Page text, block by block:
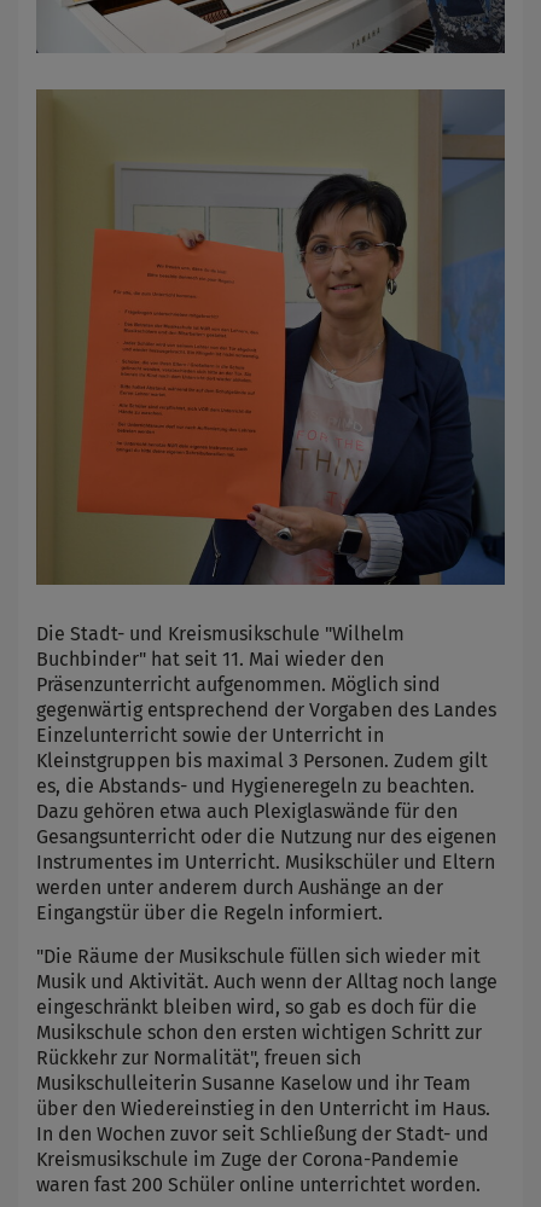
Die Stadt- und Kreismusikschule "Wilhelm
Buchbinder" hat seit 11. Mai wieder den
Präsenzunterricht aufgenommen. Möglich sind
gegenwärtig entsprechend der Vorgaben des Landes
Einzelunterricht sowie der Unterricht in
Kleinstgruppen bis maximal 3 Personen. Zudem gilt
es, die Abstands- und Hygieneregeln zu beachten.
Dazu gehören etwa auch Plexiglaswände für den
Gesangsunterricht oder die Nutzung nur des eigenen
Instrumentes im Unterricht. Musikschüler und Eltern
werden unter anderem durch Aushänge an der
Eingangstür über die Regeln informiert.
"Die Räume der Musikschule füllen sich wieder mit
Musik und Aktivität. Auch wenn der Alltag noch lange
eingeschränkt bleiben wird, so gab es doch für die
Musikschule schon den ersten wichtigen Schritt zur
Rückkehr zur Normalität", freuen sich
Musikschulleiterin Susanne Kaselow und ihr Team
über den Wiedereinstieg in den Unterricht im Haus.
In den Wochen zuvor seit Schließung der Stadt- und
Kreismusikschule im Zuge der Corona-Pandemie
waren fast 200 Schüler online unterrichtet worden.